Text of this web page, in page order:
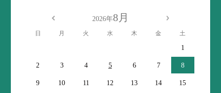
2026年8月
日 月 火 水 木 金 土
1
2 3 4 5 6 7 8
9 10 11 12 13 14 15